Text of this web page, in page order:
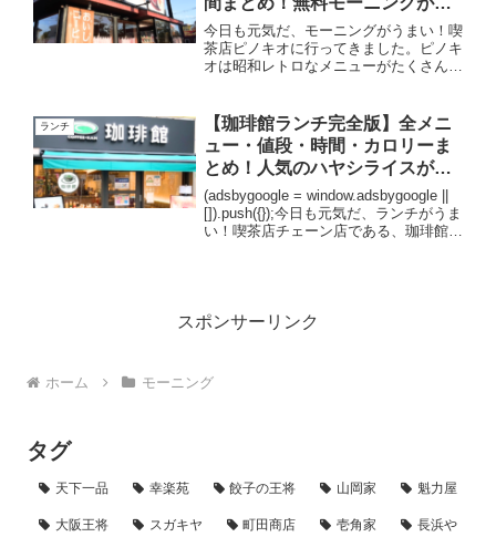
スパ最高でうまい！
今日も元気だ、モーニングがうまい！喫
茶店ピノキオに行ってきました。ピノキ
オは昭和レトロなメニューがたくさんあ
ロンソーダが人気ですよ！今回はモーニ
ングの全メニューをまとめ...
ランチ
【珈琲館ランチ完全版】全メニ
ュー・値段・時間・カロリーま
とめ！人気のハヤシライスがお
すすめ！
(adsbygoogle = window.adsbygoogle ||
[]).push({});今日も元気だ、ランチがうま
い！喫茶店チェーン店である、珈琲館で
スポンサーリンク
ホーム モーニング
タグ
天下一品 幸楽苑 餃子の王将 山岡家 魁力屋
大阪王将 スガキヤ 町田商店 壱角家 長浜や